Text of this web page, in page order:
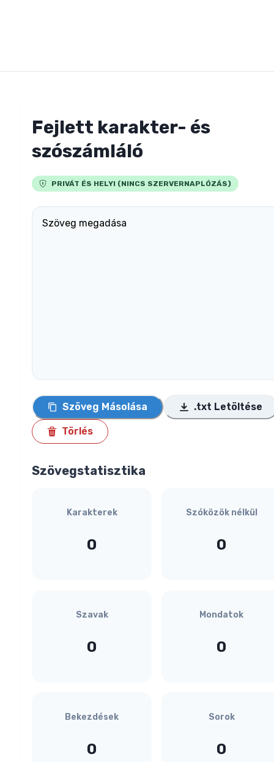
Fejlett karakter- és
szószámláló
PRIVÁT ÉS HELYI (NINCS SZERVERNAPLÓZÁS)
Szöveg Másolása .txt Letöltése
Törlés
Szövegstatisztika
Karakterek
0
Szóközök nélkül
0
Szavak
0
Mondatok
0
Bekezdések
0
Sorok
0